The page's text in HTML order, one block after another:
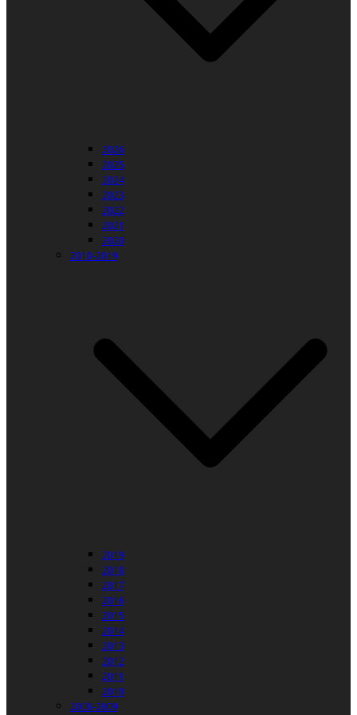
2026
2025
2024
2023
2022
2021
2020
2010-2019
2019
2018
2017
2016
2015
2014
2013
2012
2011
2010
2000-2009